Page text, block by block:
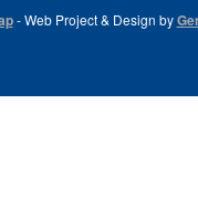
- Web Project & Design by